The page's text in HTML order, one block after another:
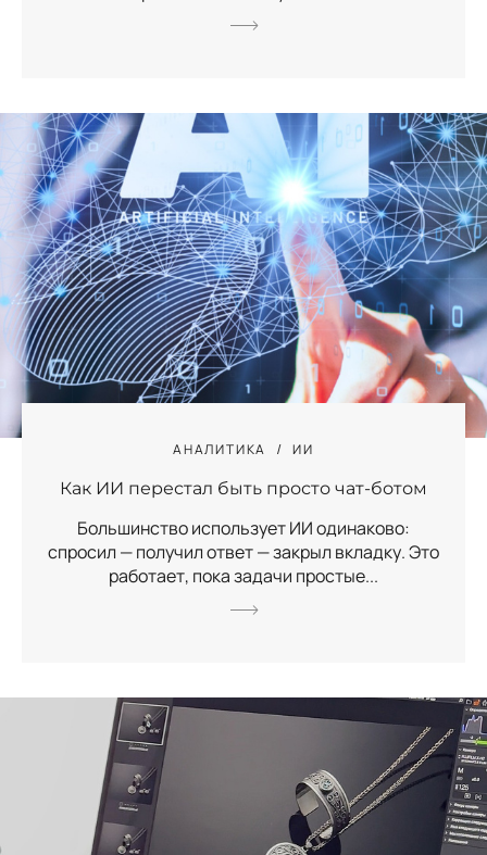
АНАЛИТИКА ИИ
Как ИИ перестал быть просто чат-ботом
Большинство использует ИИ одинаково:
спросил — получил ответ — закрыл вкладку. Это
работает, пока задачи простые...